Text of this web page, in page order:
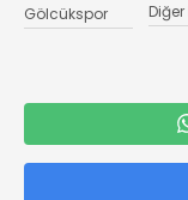
Gölcükspor